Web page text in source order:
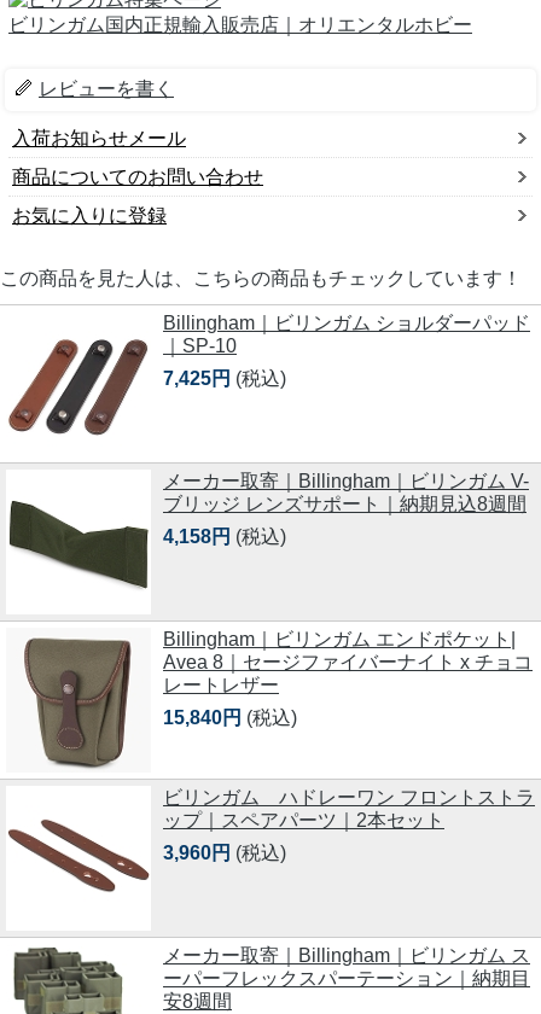
ビリンガム国内正規輸入販売店｜オリエンタルホビー
レビューを書く
入荷お知らせメール
商品についてのお問い合わせ
お気に入りに登録
この商品を見た人は、こちらの商品もチェックしています！
Billingham｜ビリンガム ショルダーパッド
｜SP-10
7,425円 (税込)
メーカー取寄｜Billingham｜ビリンガム V-
ブリッジ レンズサポート｜納期見込8週間
4,158円 (税込)
Billingham｜ビリンガム エンドポケット|
Avea 8｜セージファイバーナイト x チョコ
レートレザー
15,840円 (税込)
ビリンガム ハドレーワン フロントストラ
ップ｜スペアパーツ｜2本セット
3,960円 (税込)
メーカー取寄｜Billingham｜ビリンガム ス
ーパーフレックスパーテーション｜納期目
安8週間